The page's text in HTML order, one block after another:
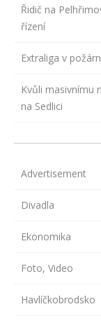
Řidič na
řízení
Extraliga v
Kvůli masivnímu
na Sedlici
Advertisement
Divadla
Ekonomika
Foto, Video
Havlíčkobrodsko